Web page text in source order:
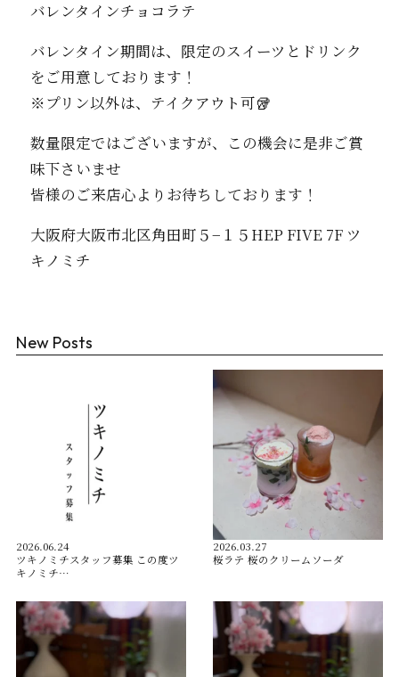
バレンタインチョコラテ
バレンタイン期間は、限定のスイーツとドリンク
をご用意しております！
※プリン以外は、テイクアウト可🥡
数量限定ではございますが、この機会に是非ご賞
味下さいませ
皆様のご来店心よりお待ちしております！
大阪府大阪市北区角田町５−１５HEP FIVE 7F ツ
キノミチ
New Posts
2026.06.24
ツキノミチスタッフ募集 この度ツ
キノミチ…
2026.03.27
桜ラテ 桜のクリームソーダ